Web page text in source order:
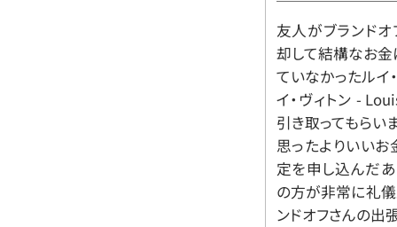
友人がブランド
却して結構なお金
ていなかったルイ
イ・ヴィトン -
引き取ってもらい
思ったよりいいお
定を申し込んだ
の方が非常に礼儀
ンドオフさんの出